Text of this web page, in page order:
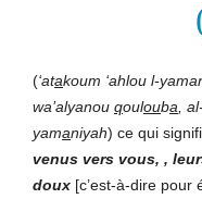
(‘atakoum ‘ahlou l-
wa’alyanou qoulouba ,
yamaniyah) ce qui
venus vers vous, ,
doux [c’est-à-dire pour